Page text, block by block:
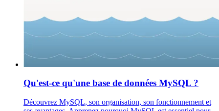
Qu'est-ce qu'une base de données MySQL ?
Découvrez MySQL, son organisation, son fonctionnement et